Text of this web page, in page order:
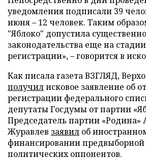
уведомления подписали 39
июня – 12 человек. Таким
"Яблоко" допустила
законодательства еще на
регистрации», – говорится в
Как писала газета ВЗГЛЯД,
получилисковое заявление об
регистрации федерального
депутаты Госдумы от партии
Председатель партии «Родина»
Журавлев заявил об
финансировании
политических оппонентов.